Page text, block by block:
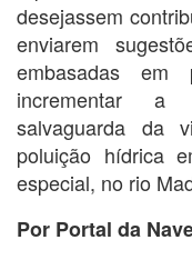
desejassem
enviarem
embasadas em
incrementar a
salvaguarda da
poluição hídrica
especial, no rio
Por Portal da